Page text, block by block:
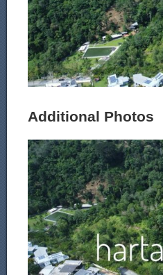
Additional Photos